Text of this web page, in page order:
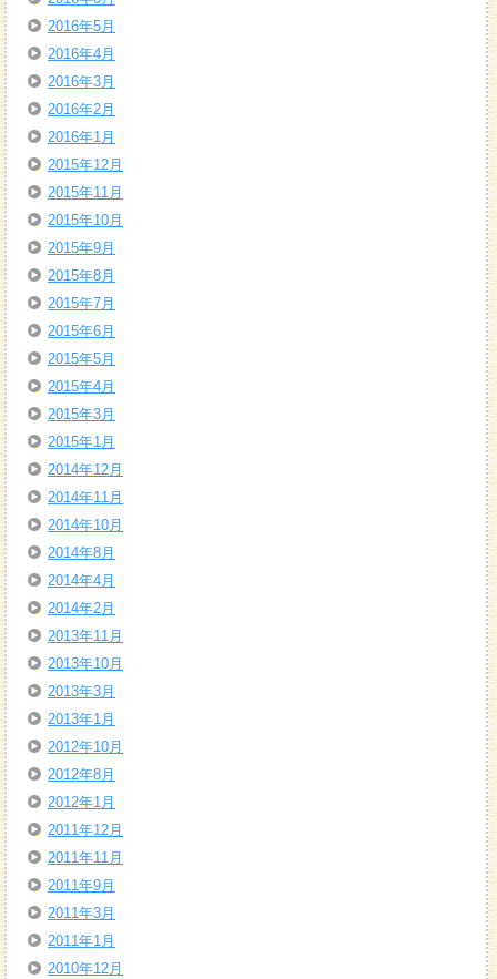
2016年5月
2016年4月
2016年3月
2016年2月
2016年1月
2015年12月
2015年11月
2015年10月
2015年9月
2015年8月
2015年7月
2015年6月
2015年5月
2015年4月
2015年3月
2015年1月
2014年12月
2014年11月
2014年10月
2014年8月
2014年4月
2014年2月
2013年11月
2013年10月
2013年3月
2013年1月
2012年10月
2012年8月
2012年1月
2011年12月
2011年11月
2011年9月
2011年3月
2011年1月
2010年12月